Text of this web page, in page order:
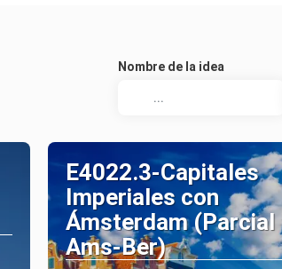
Nombre de la idea
E4022.3-Capitales
Imperiales con
Ámsterdam (Parcial
Ams-Ber)